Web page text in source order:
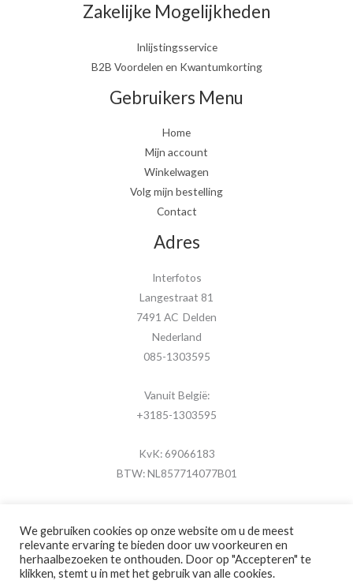
Zakelijke Mogelijkheden
Inlijstingsservice
B2B Voordelen en Kwantumkorting
Gebruikers Menu
Home
Mijn account
Winkelwagen
Volg mijn bestelling
Contact
Adres
Interfotos
Langestraat 81
7491 AC Delden
Nederland
085-1303595
Vanuit België:
+3185-1303595
KvK: 69066183
BTW: NL857714077B01
Copyright © 2026 MijnFotolijstje.nl
We gebruiken cookies op onze website om u de meest
relevante ervaring te bieden door uw voorkeuren en
herhaalbezoeken te onthouden. Door op "Accepteren" te
klikken, stemt u in met het gebruik van alle cookies.